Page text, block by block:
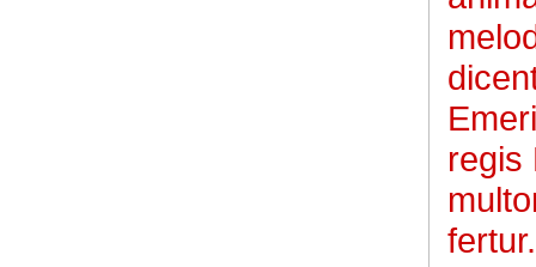
regis
fertur.